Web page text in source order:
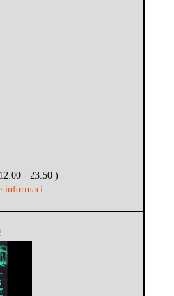
- 23:50 )
informací ...